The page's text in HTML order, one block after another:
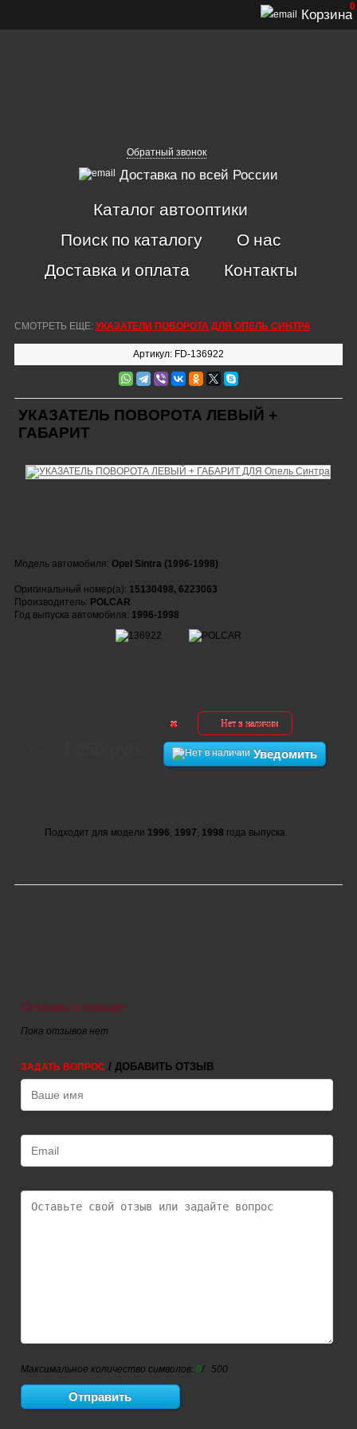
Обратный звонок
Доставка по всей России
Корзина
0
Каталог автооптики
Поиск по каталогу
О нас
Доставка и оплата
Контакты
СМОТРЕТЬ ЕЩЕ: УКАЗАТЕЛИ ПОВОРОТА ДЛЯ ОПЕЛЬ СИНТРА
Артикул: FD-136922
УКАЗАТЕЛЬ ПОВОРОТА ЛЕВЫЙ +
ГАБАРИТ
Модель автомобиля: Opel Sintra (1996-1998)
Оригинальный номер(а): 15130498, 6223063
Производитель: POLCAR
Год выпуска автомобиля: 1996-1998
Нет в наличии
Уведомить
Подходит для модели 1996, 1997, 1998 года выпуска.
Отзывы о товаре
Пока отзывов нет
ЗАДАТЬ ВОПРОС / ДОБАВИТЬ ОТЗЫВ
Максимальное количество символов: 0/ 500